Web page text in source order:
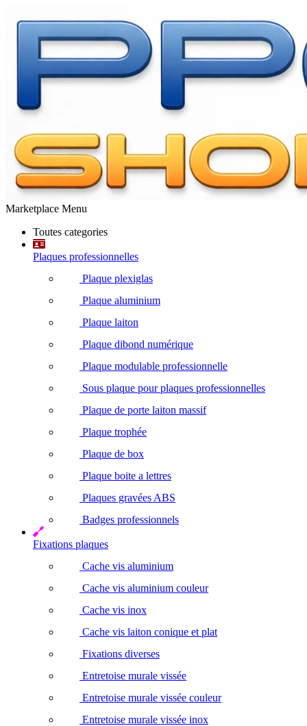
Marketplace Menu
Toutes categories
Plaques professionnelles
Plaque plexiglas
Plaque aluminium
Plaque laiton
Plaque dibond numérique
Plaque modulable professionnelle
Sous plaque pour plaques professionnelles
Plaque de porte laiton massif
Plaque trophée
Plaque de box
Plaque boite a lettres
Plaques gravées ABS
Badges professionnels
Fixations plaques
Cache vis aluminium
Cache vis aluminium couleur
Cache vis inox
Cache vis laiton conique et plat
Fixations diverses
Entretoise murale vissée
Entretoise murale vissée couleur
Entretoise murale vissée inox